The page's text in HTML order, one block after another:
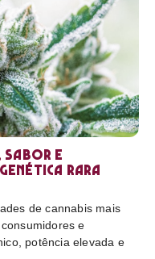
sabor e
rara
de cannabis mais
e
potência elevada e